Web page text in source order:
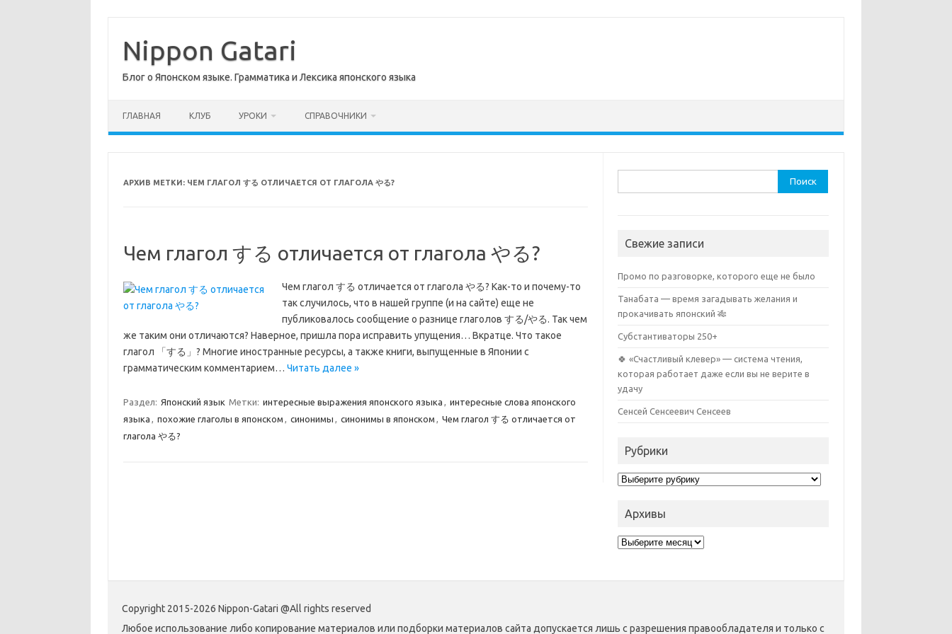
содержимому
Nippon Gatari
Блог о Японском языке. Грамматика и Лексика японского языка
ГЛАВНАЯ КЛУБ УРОКИ СПРАВОЧНИКИ
АРХИВ МЕТКИ: ЧЕМ ГЛАГОЛ する ОТЛИЧАЕТСЯ ОТ ГЛАГОЛА やる?
Чем глагол する отличается от глагола やる?
Чем глагол する отличается от глагола やる? Как-то и почему-то
так случилось, что в нашей группе (и на сайте) еще не
публиковалось сообщение о разнице глаголов する/やる. Так чем
же таким они отличаются? Наверное, пришла пора исправить упущения… Вкратце. Что такое
глагол 「する」? Многие иностранные ресурсы, а также книги, выпущенные в Японии с
грамматическим комментарием… Читать далее »
Раздел: Японский язык Метки: интересные выражения японского языка , интересные слова японского
языка , похожие глаголы в японском , синонимы , синонимы в японском , Чем глагол する отличается от
глагола やる?
Свежие записи
Промо по разговорке, которого еще не было
Танабата — время загадывать желания и
прокачивать японский 🎋
Субстантиваторы 250+
🍀 «Счастливый клевер» — система чтения,
которая работает даже если вы не верите в
удачу
Сенсей Сенсеевич Сенсеев
Рубрики
Рубрики
Архивы
Архивы
Copyright 2015-2026 Nippon-Gatari @All rights reserved
Любое использование либо копирование материалов или подборки материалов сайта допускается лишь с разрешения правообладателя и только с